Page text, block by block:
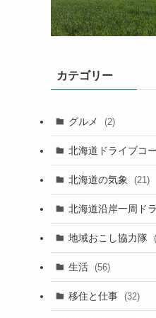
カテゴリー
グルメ (2)
北海道ドライブコ
北海道の気象 (21)
北海道沿岸一周ド
地域おこし協力隊
生活 (56)
移住と仕事 (32)